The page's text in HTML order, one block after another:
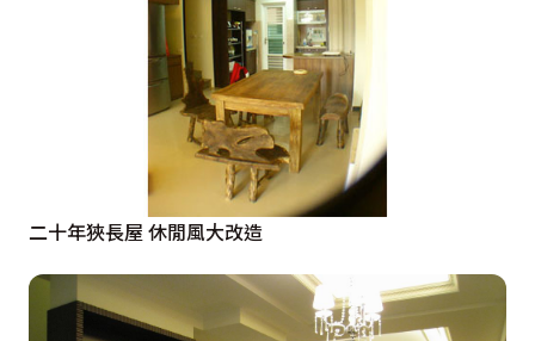
二十年狹長屋 休閒風大改造